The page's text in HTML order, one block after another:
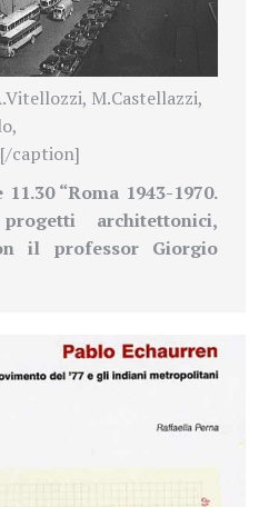
M.Castellazzi,
caption]
“Roma 1943-1970.
architettonici,
il professor Giorgio